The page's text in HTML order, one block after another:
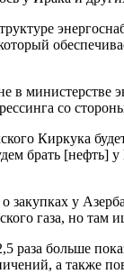
министерстве
со
Киркука
брать [нефть]
закупках у
газа, но там
больше
а также